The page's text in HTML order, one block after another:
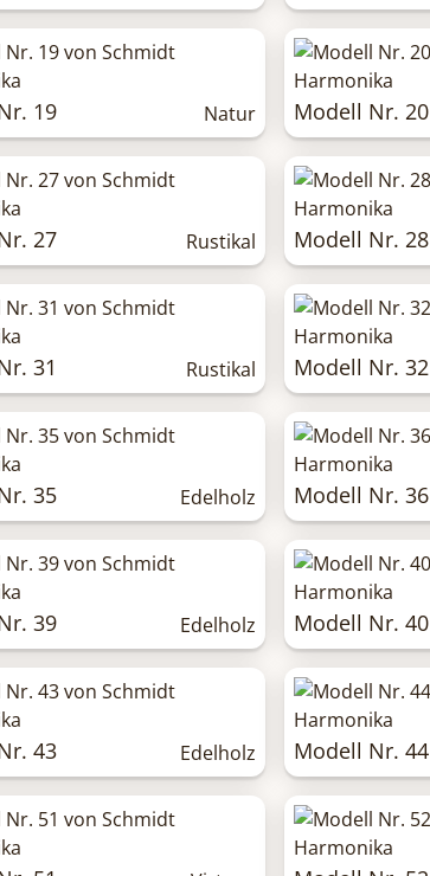
19 Natur Modell Nr. 20
27 Rustikal Modell Nr. 28
31 Rustikal Modell Nr. 32
35 Edelholz Modell Nr. 36
39 Edelholz Modell Nr. 40
43 Edelholz Modell Nr. 44